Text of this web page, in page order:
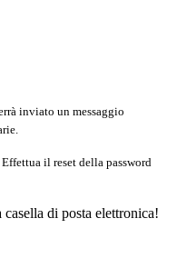
inviato un messaggio
il reset della password
di posta elettronica!